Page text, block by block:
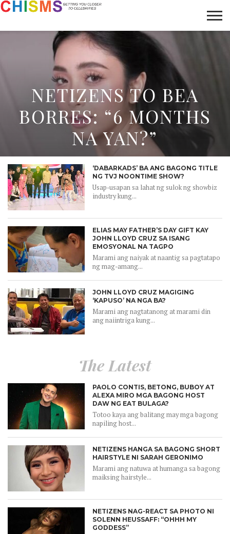
LIFESTYLE
GALLERY
ARTICLES
ABOUT
NETIZENS TO BEA
BORRES: “6 MONTHS
NA YAN?”
‘DABARKADS’ BA ANG BAGONG TITLE
NG TVJ NOONTIME SHOW?
Usap-usapan sa lahat ng sulok ng showbiz
industry kung...
ELIAS MAY FATHER’S DAY GIFT KAY
JOHN LLOYD CRUZ SA ISANG
EMOSYONAL NA TAGPO
Marami ang naiyak at naantig sa pagtatapo
ng mag-amang...
JOHN LLOYD CRUZ MAGIGING
‘KAPUSO’ NA NGA BA?
Marami ang nagtatanong at marami din
ang naiintriga kung...
The Latest
PAOLO CONTIS, BETONG, BUBOY AT
ALEXA MIRO MGA BAGONG HOST
DAW NG EAT BULAGA?
Totoo kaya ang balitang may mga bagong
napiling host...
NETIZENS HANGA SA BAGONG SHORT
HAIRSTYLE NI SARAH GERONIMO
Marami ang natuwa at humanga sa bagong
maiksing hairstyle...
NETIZENS NAG-REACT SA PHOTO NI
SOLENN HEUSSAFF: “OHHH MY
GODDESS”